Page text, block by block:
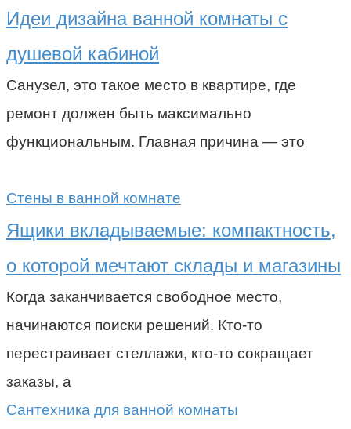
Идеи дизайна ванной комнаты с
душевой кабиной
Санузел, это такое место в квартире, где
ремонт должен быть максимально
функциональным. Главная причина — это
Стены в ванной комнате
Ящики вкладываемые: компактность,
о которой мечтают склады и магазины
Когда заканчивается свободное место,
начинаются поиски решений. Кто-то
перестраивает стеллажи, кто-то сокращает
заказы, а
Сантехника для ванной комнаты